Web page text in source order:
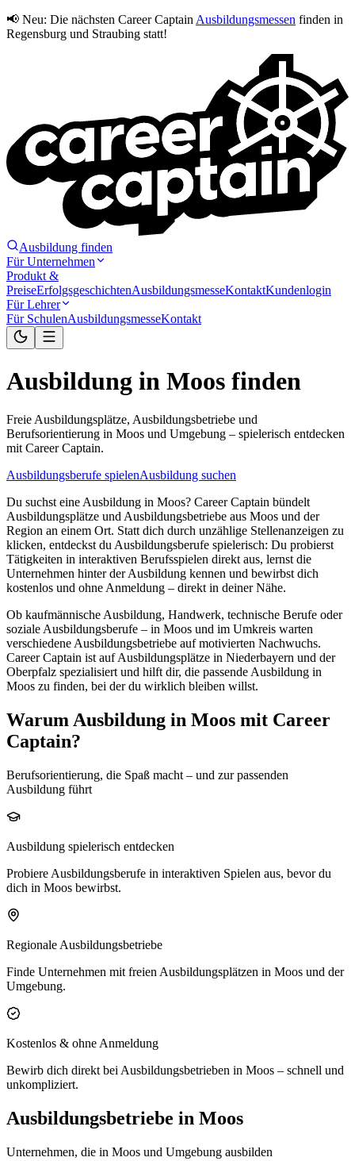
📢 Neu: Die nächsten Career Captain Ausbildungsmessen finden in
Regensburg und Straubing statt!
Ausbildung finden
Für Unternehmen
Produkt &
PreiseErfolgsgeschichtenAusbildungsmesseKontaktKundenlogin
Für Lehrer
Für SchulenAusbildungsmesseKontakt
Ausbildung in Moos finden
Freie Ausbildungsplätze, Ausbildungsbetriebe und
Berufsorientierung in Moos und Umgebung – spielerisch entdecken
mit Career Captain.
Ausbildungsberufe spielenAusbildung suchen
Du suchst eine Ausbildung in Moos? Career Captain bündelt
Ausbildungsplätze und Ausbildungsbetriebe aus Moos und der
Region an einem Ort. Statt dich durch unzählige Stellenanzeigen zu
klicken, entdeckst du Ausbildungsberufe spielerisch: Du probierst
Tätigkeiten in interaktiven Berufsspielen direkt aus, lernst die
Unternehmen hinter der Ausbildung kennen und bewirbst dich
kostenlos und ohne Anmeldung – direkt in deiner Nähe.
Ob kaufmännische Ausbildung, Handwerk, technische Berufe oder
soziale Ausbildungsberufe – in Moos und im Umkreis warten
verschiedene Ausbildungsbetriebe auf motivierten Nachwuchs.
Career Captain ist auf Ausbildungsplätze in Niederbayern und der
Oberpfalz spezialisiert und hilft dir, die passende Ausbildung in
Moos zu finden, bei der du wirklich bleiben willst.
Warum Ausbildung in Moos mit Career
Captain?
Berufsorientierung, die Spaß macht – und zur passenden
Ausbildung führt
Ausbildung spielerisch entdecken
Probiere Ausbildungsberufe in interaktiven Spielen aus, bevor du
dich in Moos bewirbst.
Regionale Ausbildungsbetriebe
Finde Unternehmen mit freien Ausbildungsplätzen in Moos und der
Umgebung.
Kostenlos & ohne Anmeldung
Bewirb dich direkt bei Ausbildungsbetrieben in Moos – schnell und
unkompliziert.
Ausbildungsbetriebe in Moos
Unternehmen, die in Moos und Umgebung ausbilden